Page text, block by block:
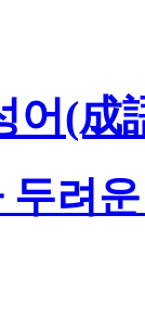
어(成
려